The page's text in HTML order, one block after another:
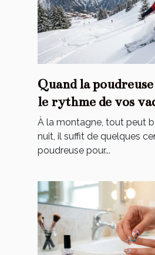
Quand la
le rythme de vos
montagne ?
À la montagne, tout peut
nuit, il suffit de quelques
poudreuse pour...